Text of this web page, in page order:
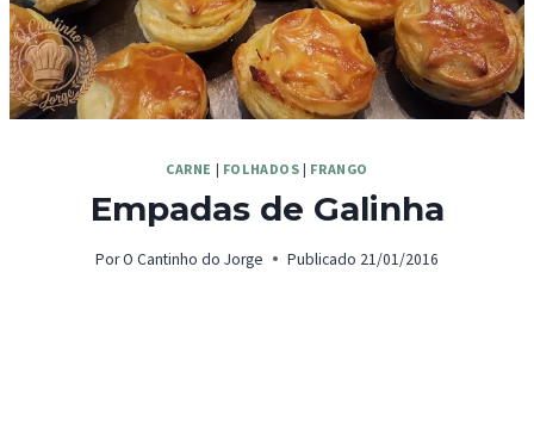
CARNE | FOLHADOS | FRANGO
Empadas de Galinha
PorO Cantinho do Jorge Publicado 21/01/2016